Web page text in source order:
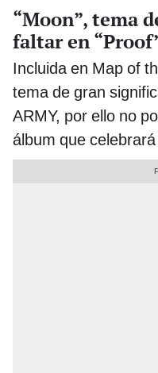
“Moon”, tema
faltar en
Incluida en Map of
tema de gran
ARMY, por ello no
álbum que